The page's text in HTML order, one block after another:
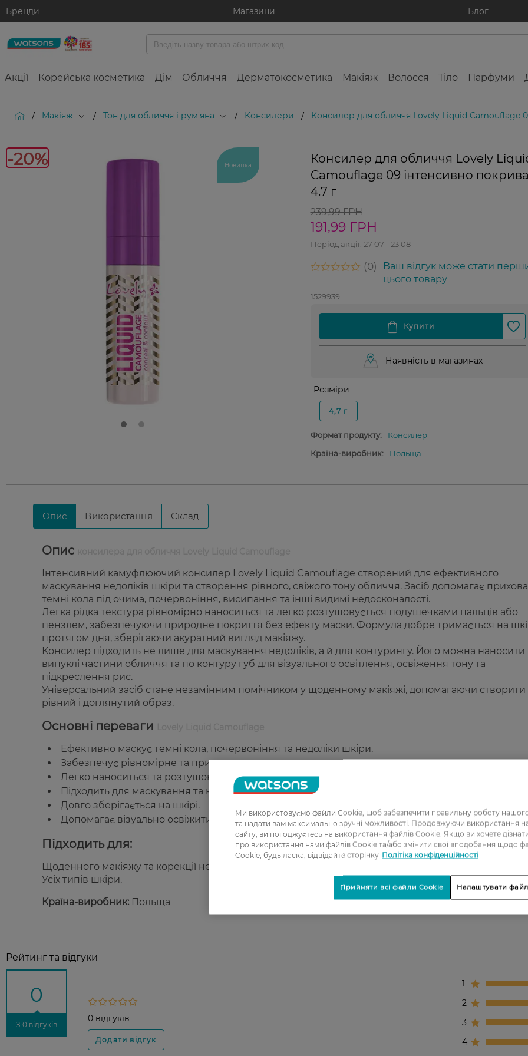
Бренди Магазини Блог
Акції Корейська косметика Дім Обличчя Дерматокосметика Макіяж Волосся Тіло Парфуми
/ Макіяж / Тон для обличчя і рум'яна / Консилери / Консилер для обличчя Lovely Liquid Camouflage
-20% Новинка
-20%
Консилер для обличчя Lovely
Camouflage 09 інтенсивно
4.7 г
239,99 ГРН
191,99 ГРН
Період акції: 27 07 - 23 08
0
Ваш відгук може стати
цього товару
1529939
Наявність в магазинах
Розміри
4,7 г
Формат продукту:
Консилер
Країна-виробник:
Польща
Опис Використання Склад
Опис
Інтенсивний камуфлюючий консилер Lovely Liquid Camouflage створений для ефективного
маскування недоліків шкіри та створення рівного, свіжого тону обличчя. Засіб допомагає
темні кола під очима, почервоніння, висипання та інші видимі недосконалості.
Легка рідка текстура рівномірно наноситься та легко розтушовується подушечками пальців або
пензлем, забезпечуючи природне покриття без ефекту маски. Формула добре тримається на
протягом дня, зберігаючи акуратний вигляд макіяжу.
Консилер підходить не лише для маскування недоліків, а й для контурингу. Його можна наносити
випуклі частини обличчя та по контуру губ для візуального освітлення, освіження тону та
підкреслення рис.
Універсальний засіб стане незамінним помічником у щоденному макіяжі, допомагаючи створити
рівний і доглянутий образ.
Основні переваги
Ефективно маскує темні кола, почервоніння та недоліки шкіри.
Забезпечує рівномірне та природне покриття.
Легко наноситься та розтушовується.
Підходить для маскування та контурингу.
Довго зберігається на шкірі.
Допомагає візуально освіжити тон обличчя.
Підходить для:
Щоденного макіяжу та корекції недоліків шкіри.
Усіх типів шкіри.
Країна-виробник: Польща
Рейтинг та відгуки
0
З 0 відгуків
0 відгуків
1
2
3
4
Ми використовуємо файли Cookie, щоб забезпечити правильну роботу
та надати вам максимально зручні можливості. Продовжуючи використання
сайту, ви погоджуєтесь на використання файлів Cookie. Якщо ви хочете
про використання нами файлів Cookie та/або змінити свої вподобання щодо
Cookie, будь ласка, відвідайте сторінку Політіка конфіденційності
Налаштувати
Прийняти всі файли Cookie